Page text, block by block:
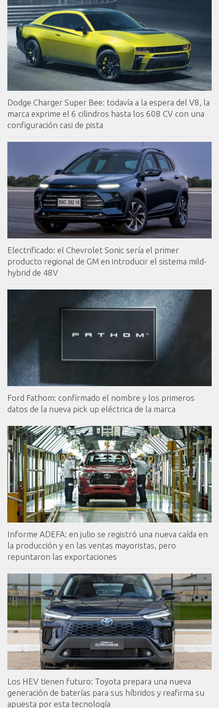
Dodge Charger Super Bee: todavía a la espera del V8, la
marca exprime el 6 cilindros hasta los 608 CV con una
configuración casi de pista
Electrificado: el Chevrolet Sonic sería el primer
producto regional de GM en introducir el sistema mild-
hybrid de 48V
Ford Fathom: confirmado el nombre y los primeros
datos de la nueva pick up eléctrica de la marca
Informe ADEFA: en julio se registró una nueva caída en
la producción y en las ventas mayoristas, pero
repuntaron las exportaciones
Los HEV tienen futuro: Toyota prepara una nueva
generación de baterías para sus híbridos y reafirma su
apuesta por esta tecnología